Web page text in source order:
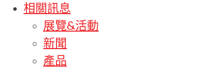
相關訊息
展覽&活動
新聞
產品